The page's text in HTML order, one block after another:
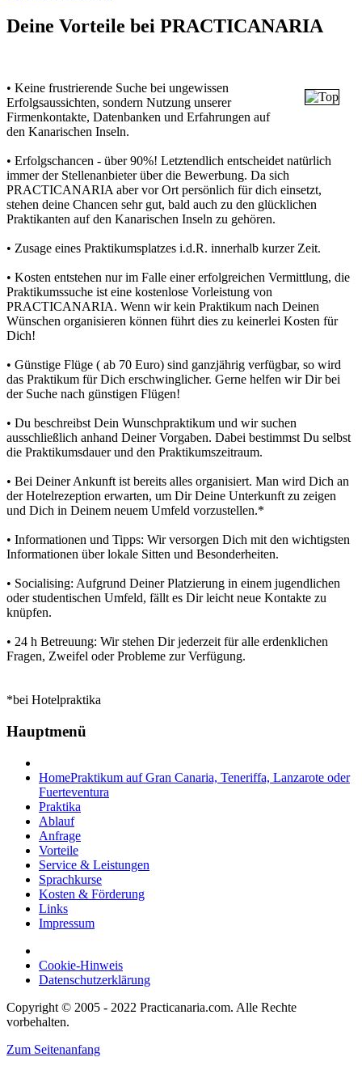
Deine Vorteile bei PRACTICANARIA
• Keine frustrierende Suche bei ungewissen
Erfolgsaussichten, sondern Nutzung unserer
Firmenkontakte, Datenbanken und Erfahrungen auf
den Kanarischen Inseln.
• Erfolgschancen - über 90%! Letztendlich entscheidet natürlich
immer der Stellenanbieter über die Bewerbung. Da sich
PRACTICANARIA aber vor Ort persönlich für dich einsetzt,
stehen deine Chancen sehr gut, bald auch zu den glücklichen
Praktikanten auf den Kanarischen Inseln zu gehören.
• Zusage eines Praktikumsplatzes i.d.R. innerhalb kurzer Zeit.
• Kosten entstehen nur im Falle einer erfolgreichen Vermittlung, die
Praktikumssuche ist eine kostenlose Vorleistung von
PRACTICANARIA. Wenn wir kein Praktikum nach Deinen
Wünschen organisieren können führt dies zu keinerlei Kosten für
Dich!
• Günstige Flüge ( ab 70 Euro) sind ganzjährig verfügbar, so wird
das Praktikum für Dich erschwinglicher. Gerne helfen wir Dir bei
der Suche nach günstigen Flügen!
• Du beschreibst Dein Wunschpraktikum und wir suchen
ausschließlich anhand Deiner Vorgaben. Dabei bestimmst Du selbst
die Praktikumsdauer und den Praktikumszeitraum.
• Bei Deiner Ankunft ist bereits alles organisiert. Man wird Dich an
der Hotelrezeption erwarten, um Dir Deine Unterkunft zu zeigen
und Dich in Deinem neuem Umfeld vorzustellen.*
• Informationen und Tipps: Wir versorgen Dich mit den wichtigsten
Informationen über lokale Sitten und Besonderheiten.
• Socialising: Aufgrund Deiner Platzierung in einem jugendlichen
oder studentischen Umfeld, fällt es Dir leicht neue Kontakte zu
knüpfen.
• 24 h Betreuung: Wir stehen Dir jederzeit für alle erdenklichen
Fragen, Zweifel oder Probleme zur Verfügung.
*bei Hotelpraktika
Hauptmenü
HomePraktikum auf Gran Canaria, Teneriffa, Lanzarote oder
Fuerteventura
Praktika
Ablauf
Anfrage
Vorteile
Service & Leistungen
Sprachkurse
Kosten & Förderung
Links
Impressum
Cookie-Hinweis
Datenschutzerklärung
Copyright © 2005 - 2022 Practicanaria.com. Alle Rechte
vorbehalten.
Zum Seitenanfang